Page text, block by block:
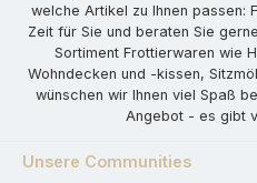
welche Artikel zu Ihnen passen:
Zeit für Sie und beraten Sie
Sortiment Frottierwaren wie
Wohndecken und -kissen,
wünschen wir Ihnen viel Spaß
Angebot - es gibt
Unsere Communities